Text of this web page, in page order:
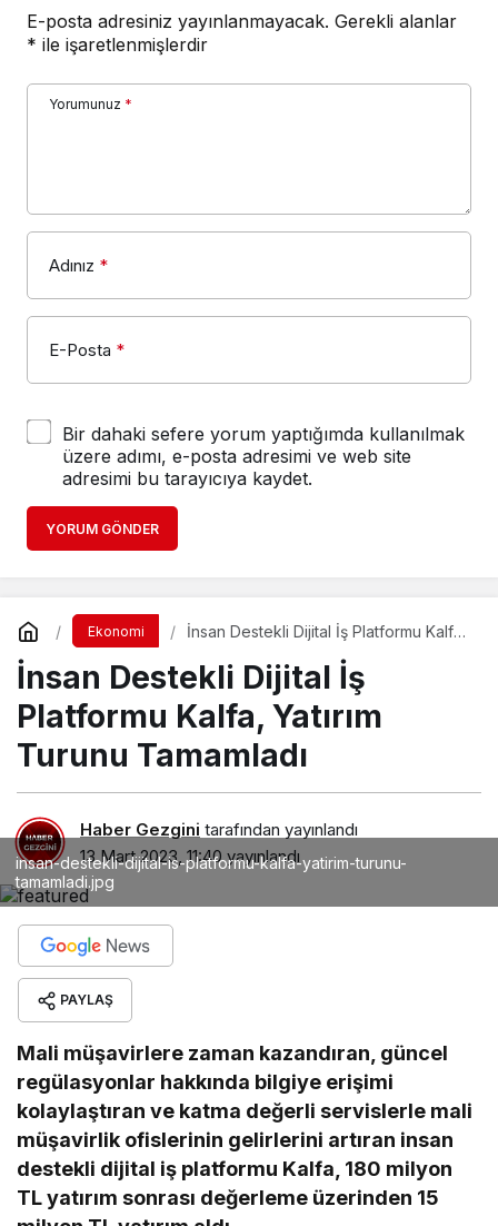
E-posta adresiniz yayınlanmayacak. Gerekli alanlar
* ile işaretlenmişlerdir
Yorumunuz *
Adınız *
E-Posta *
Bir dahaki sefere yorum yaptığımda kullanılmak
üzere adımı, e-posta adresimi ve web site
adresimi bu tarayıcıya kaydet.
YORUM GÖNDER
Ekonomi
İnsan Destekli Dijital İş Platformu Kalfa,
İnsan Destekli Dijital İş
Platformu Kalfa, Yatırım
Turunu Tamamladı
Haber Gezgini tarafından yayınlandı
13 Mart 2023, 11:40yayınlandı
insan-destekli-dijital-is-platformu-kalfa-yatirim-turunu-
tamamladi.jpg
PAYLAŞ
Mali müşavirlere zaman kazandıran, güncel
regülasyonlar hakkında bilgiye erişimi
kolaylaştıran ve katma değerli servislerle mali
müşavirlik ofislerinin gelirlerini artıran insan
destekli dijital iş platformu Kalfa, 180 milyon
TL yatırım sonrası değerleme üzerinden 15